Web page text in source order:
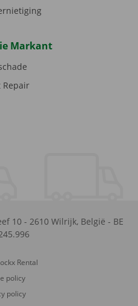
Markant
Repair
10 - 2610 Wilrijk, België - BE
Rental
policy
policy